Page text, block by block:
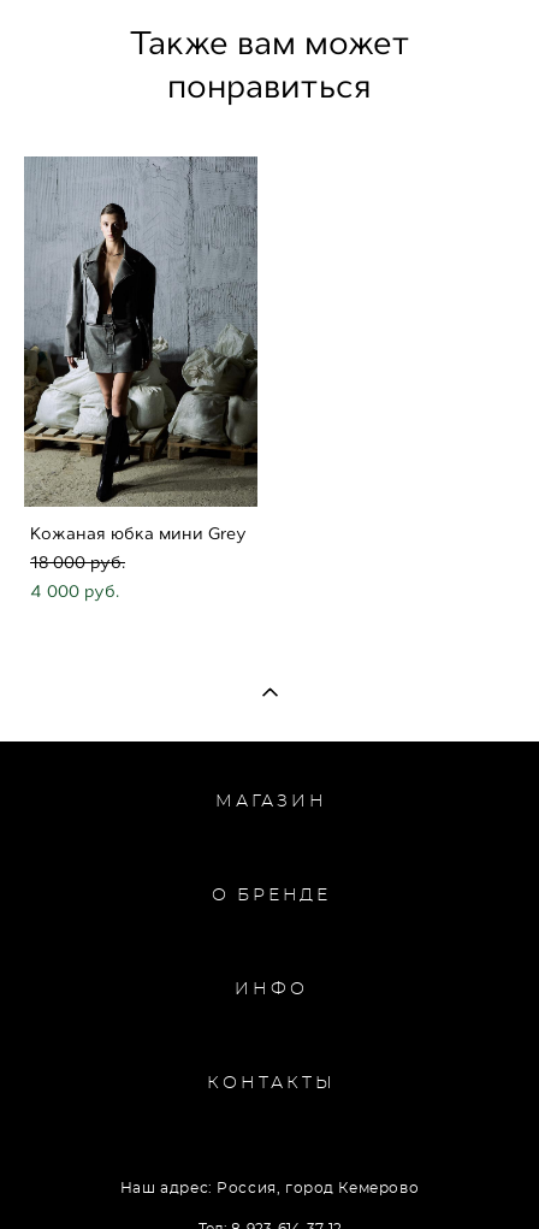
Также вам может
понравиться
Кожаная юбка мини Grey
18 000 pуб.
4 000 pуб.
МАГАЗИН
О БРЕНДЕ
ИНФО
КОНТАКТЫ
Наш адрес: Россия, город Кемерово